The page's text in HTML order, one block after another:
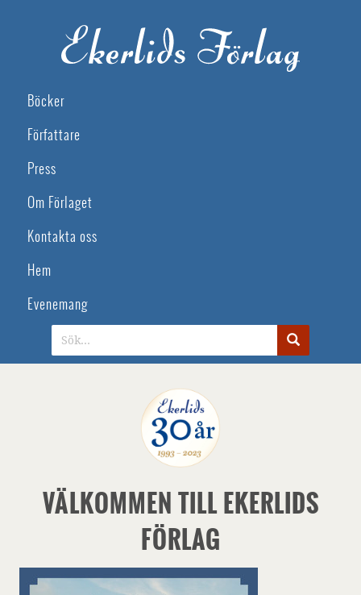
Böcker
Författare
Press
Om Förlaget
Kontakta oss
Hem
Evenemang
VÄLKOMMEN TILL EKERLIDS
FÖRLAG